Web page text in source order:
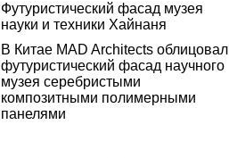
Футуристический фасад музея
науки и техники Хайнаня
В Китае MAD Architects облицовал
футуристический фасад научного
музея серебристыми
композитными полимерными
панелями